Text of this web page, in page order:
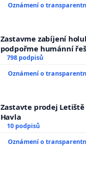
opakovat!
Oznámení o
Zastavme zabíjení
podpořme humánní
798 podpisů
Oznámení o
Zastavte prodej Letiště
Havla
10 podpisů
Oznámení o